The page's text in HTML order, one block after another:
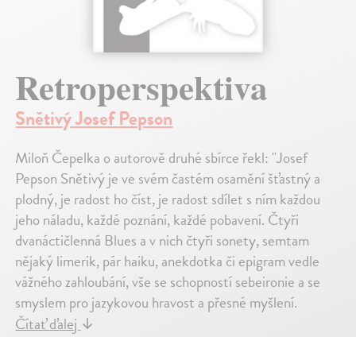
Retroperspektiva
Snětivý Josef Pepson
Miloň Čepelka o autorově druhé sbírce řekl: "Josef
Pepson Snětivý je ve svém častém osamění šťastný a
plodný, je radost ho číst, je radost sdílet s ním každou
jeho náladu, každé poznání, každé pobavení. Čtyři
dvanáctičlenná Blues a v nich čtyři sonety, semtam
nějaký limerik, pár haiku, anekdotka či epigram vedle
vážného zahloubání, vše se schopností sebeironie a se
smyslem pro jazykovou hravost a přesné myšlení.
Čítať ďalej↓